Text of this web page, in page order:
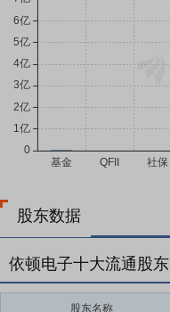
股东数据
依顿电子十大流通股东
股东名称